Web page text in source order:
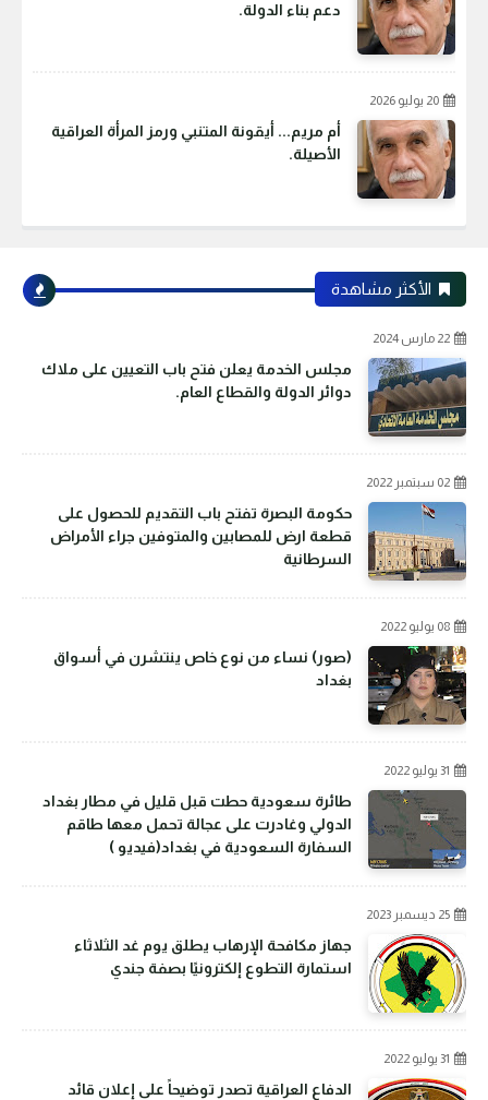
دعم بناء الدولة.
20 يوليو 2026
أم مريم... أيقونة المتنبي ورمز المرأة العراقية
الأصيلة.
الأكثر مشاهدة
22 مارس 2024
مجلس الخدمة يعلن فتح باب التعيين على ملاك
دوائر الدولة والقطاع العام.
02 سبتمبر 2022
حكومة البصرة تفتح باب التقديم للحصول على
قطعة ارض للمصابين والمتوفين جراء الأمراض
السرطانية
08 يوليو 2022
(صور) نساء من نوع خاص ينتشرن في أسواق
بغداد
31 يوليو 2022
طائرة سعودية حطت قبل قليل في مطار بغداد
الدولي وغادرت على عجالة تحمل معها طاقم
السفارة السعودية في بغداد(فيديو )
25 ديسمبر 2023
جهاز مكافحة الإرهاب يطلق يوم غد الثلاثاء
استمارة التطوع إلكترونيًا بصفة جندي
31 يوليو 2022
الدفاع العراقية تصدر توضيحاً على إعلان قائد